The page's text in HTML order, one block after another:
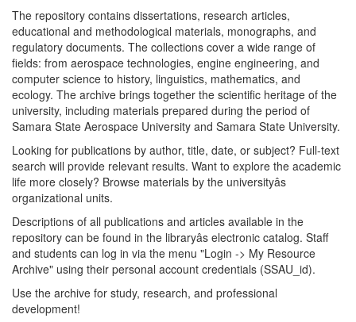
The repository contains dissertations, research articles,
educational and methodological materials, monographs, and
regulatory documents. The collections cover a wide range of
fields: from aerospace technologies, engine engineering, and
computer science to history, linguistics, mathematics, and
ecology. The archive brings together the scientific heritage of the
university, including materials prepared during the period of
Samara State Aerospace University and Samara State University.
Looking for publications by author, title, date, or subject? Full-text
search will provide relevant results. Want to explore the academic
life more closely? Browse materials by the universityâs
organizational units.
Descriptions of all publications and articles available in the
repository can be found in the libraryâs electronic catalog. Staff
and students can log in via the menu "Login -> My Resource
Archive" using their personal account credentials (SSAU_id).
Use the archive for study, research, and professional
development!